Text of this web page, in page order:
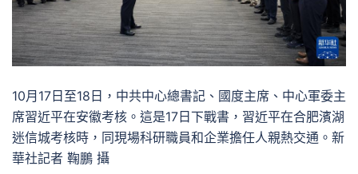
10月17日至18日，中共中心總書記、國度主席、中心軍委主
席習近平在安徽考核。這是17日下戰書，習近平在合肥濱湖
迷信城考核時，同現場科研職員和企業擔任人親熱交通。新
華社記者 鞠鵬 攝